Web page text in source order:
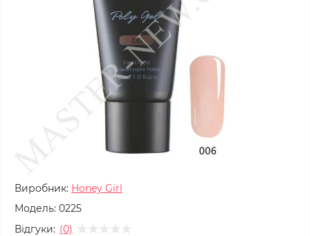
Виробник: Honey Girl
Модель: 0225
Відгуки: (0)